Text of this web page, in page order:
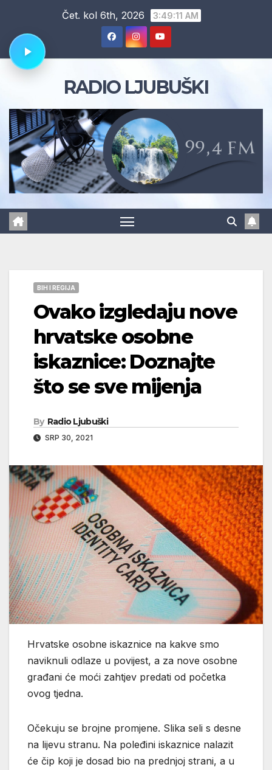
content
Čet. kol 6th, 2026 3:49:12 AM
RADIO LJUBUŠKI
BIH I REGIJA
Ovako izgledaju nove
hrvatske osobne
iskaznice: Doznajte
što se sve mijenja
By Radio Ljubuški
SRP 30, 2021
Hrvatske osobne iskaznice na kakve smo
naviknuli odlaze u povijest, a za nove osobne
građani će moći zahtjev predati od početka
ovog tjedna.
Očekuju se brojne promjene. Slika seli s desne
na lijevu stranu. Na poleđini iskaznice nalazit
će čip koji je dosad bio na prednjoj strani, a u